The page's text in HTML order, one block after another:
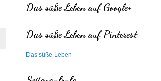
Das süße Leben auf Google+
Das süße Leben auf Pinterest
Das süße Leben